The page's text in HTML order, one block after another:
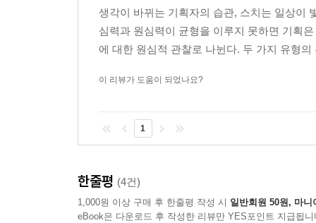
생각이 바뀌는 기획자의 습관, 스치는 일상이
심력과 원심력이 균형을 이루지 못하면 기획
에 대한 원심적 관찰로 나뉜다. 두 가지 유형
이 리뷰가 도움이 되었나요?
1
한줄평 (4건)
1,000원 이상 구매 후 한줄평 작성 시 일반회원 50원, 마니
eBook은 다운로드 후 작성한 리뷰만 YES포인트 지급됩니